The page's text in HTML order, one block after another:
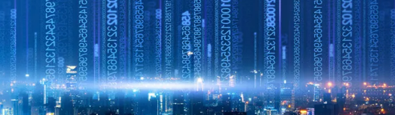
Packmaschine
Schneidemaschine
Bronziermaschine
Stanzmaschine